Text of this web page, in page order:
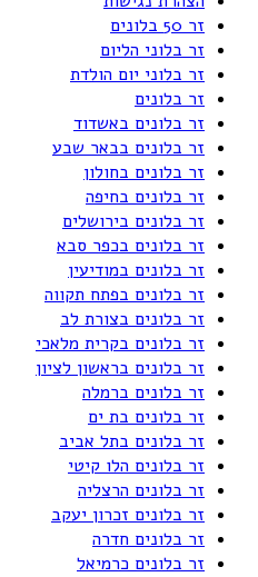
זר 50 בלונים
זר בלוני הליום
זר בלוני יום הולדת
זר בלונים
זר בלונים באשדוד
זר בלונים בבאר שבע
זר בלונים בחולון
זר בלונים בחיפה
זר בלונים בירושלים
זר בלונים בכפר סבא
זר בלונים במודיעין
זר בלונים בפתח תקווה
זר בלונים בצורת לב
זר בלונים בקרית מלאכי
זר בלונים בראשון לציון
זר בלונים ברמלה
זר בלונים בת ים
זר בלונים בתל אביב
זר בלונים הלו קיטי
זר בלונים הרצליה
זר בלונים זכרון יעקב
זר בלונים חדרה
זר בלונים כרמיאל